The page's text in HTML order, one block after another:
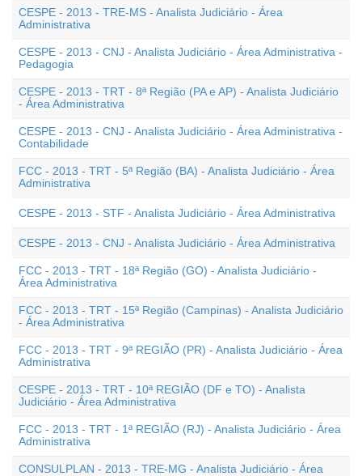
CESPE - 2013 - TRE-MS - Analista Judiciário - Área
Administrativa
CESPE - 2013 - CNJ - Analista Judiciário - Área Administrativa -
Pedagogia
CESPE - 2013 - TRT - 8ª Região (PA e AP) - Analista Judiciário
- Área Administrativa
CESPE - 2013 - CNJ - Analista Judiciário - Área Administrativa -
Contabilidade
FCC - 2013 - TRT - 5ª Região (BA) - Analista Judiciário - Área
Administrativa
CESPE - 2013 - STF - Analista Judiciário - Área Administrativa
CESPE - 2013 - CNJ - Analista Judiciário - Área Administrativa
FCC - 2013 - TRT - 18ª Região (GO) - Analista Judiciário -
Área Administrativa
FCC - 2013 - TRT - 15ª Região (Campinas) - Analista Judiciário
- Área Administrativa
FCC - 2013 - TRT - 9ª REGIÃO (PR) - Analista Judiciário - Área
Administrativa
CESPE - 2013 - TRT - 10ª REGIÃO (DF e TO) - Analista
Judiciário - Área Administrativa
FCC - 2013 - TRT - 1ª REGIÃO (RJ) - Analista Judiciário - Área
Administrativa
CONSULPLAN - 2013 - TRE-MG - Analista Judiciário - Área